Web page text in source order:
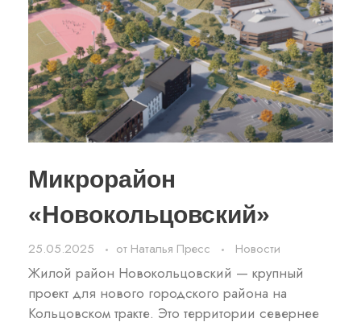
Микрорайон
«Новокольцовский»
25.05.2025 от Наталья Пресс Новости
Жилой район Новокольцовский — крупный
проект для нового городского района на
Кольцовском тракте. Это территории севернее